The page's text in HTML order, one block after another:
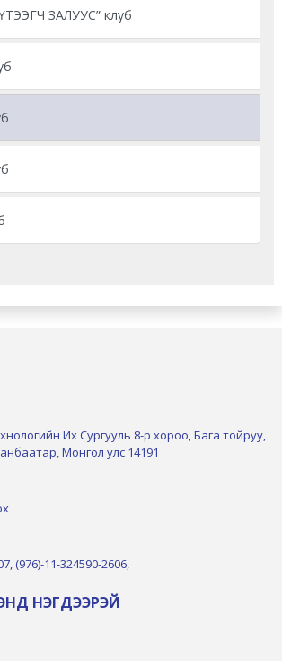
ЗАЛУУС” клуб
Их Сургууль 8-р хороо, Бага тойруу,
Монгол улс 14191
(976)-11-324590-2606,
НЭГДЭЭРЭЙ